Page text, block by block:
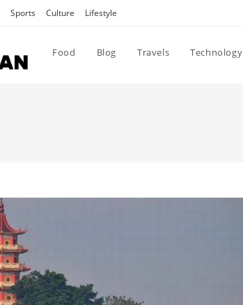
Sports Culture Lifestyle
Food Blog Travels Technology